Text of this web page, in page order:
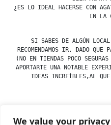
We value your privacy
¿ES LO IDEAL HACERSE CON
EN LA
SI SABES DE ALGÚN
RECOMENDAMOS IR, DADO QUE
(NO EN TIENDAS POCO
APORTARTE UNA NOTABLE
IDEAS INCREÍBLES,AL
Posted